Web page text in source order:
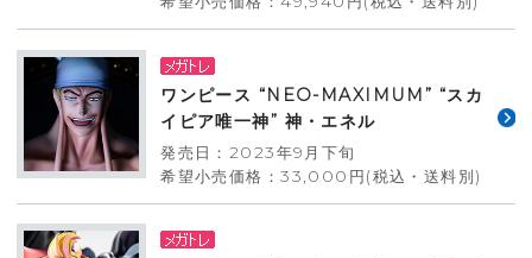
ワンピース “NEO-MAXIMUM” “スカ
イピア唯一神” 神・エネル
発売日：2023年9月下旬
希望小売価格：33,000円(税込・送料別)